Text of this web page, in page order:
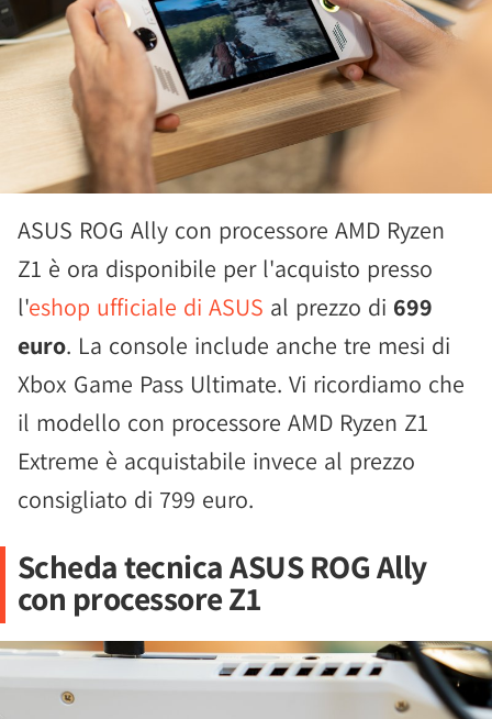
ASUS ROG Ally con processore AMD Ryzen
Z1 è ora disponibile per l'acquisto presso
l'eshop ufficiale di ASUS al prezzo di 699
euro. La console include anche tre mesi di
Xbox Game Pass Ultimate. Vi ricordiamo che
il modello con processore AMD Ryzen Z1
Extreme è acquistabile invece al prezzo
consigliato di 799 euro.
Scheda tecnica ASUS ROG Ally
con processore Z1